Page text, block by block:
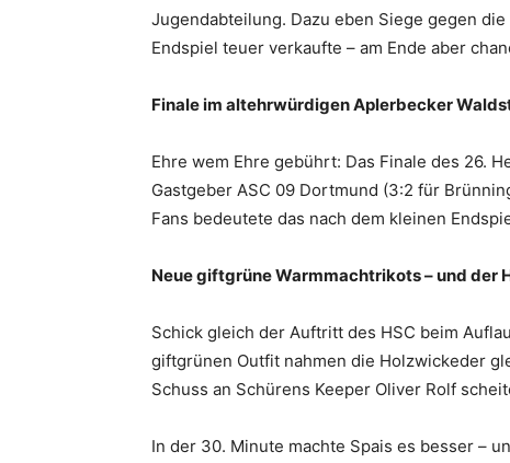
Jugendabteilung. Dazu eben Siege gegen
Endspiel teuer verkaufte – am Ende aber
Finale im altehrwürdigen Aplerbecker
Ehre wem Ehre gebührt: Das Finale des 26.
Gastgeber ASC 09 Dortmund (3:2 für
Fans bedeutete das nach dem kleinen
Neue giftgrüne Warmmachtrikots – und der
Schick gleich der Auftritt des HSC beim
giftgrünen Outfit nahmen die Holzwickeder
Schuss an Schürens Keeper Oliver Rolf
In der 30. Minute machte Spais es besser –